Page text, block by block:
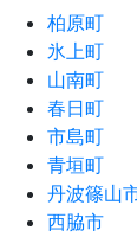
柏原町
氷上町
山南町
春日町
市島町
青垣町
丹波篠山
西脇市